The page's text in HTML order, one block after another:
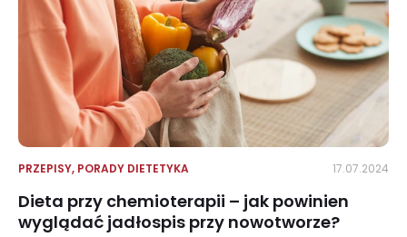
PRZEPISY, PORADY DIETETYKA 17.07.2024
Dieta przy chemioterapii – jak powinien
wyglądać jadłospis przy nowotworze?